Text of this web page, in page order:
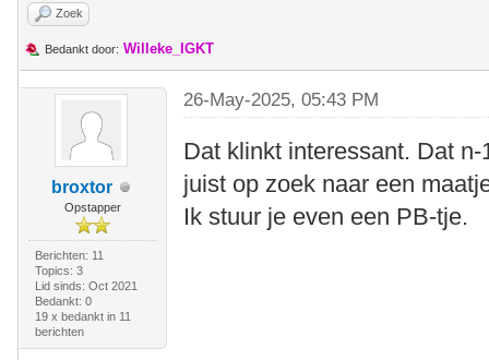
Zoek
Bedankt door: Willeke_IGKT
broxtor
Opstapper
Berichten: 11
Topics: 3
Lid sinds: Oct 2021
Bedankt: 0
19 x bedankt in 11
berichten
26-May-2025, 05:43 PM
Dat klinkt interessant. Dat
juist op zoek naar een
Ik stuur je even een PB-tje.